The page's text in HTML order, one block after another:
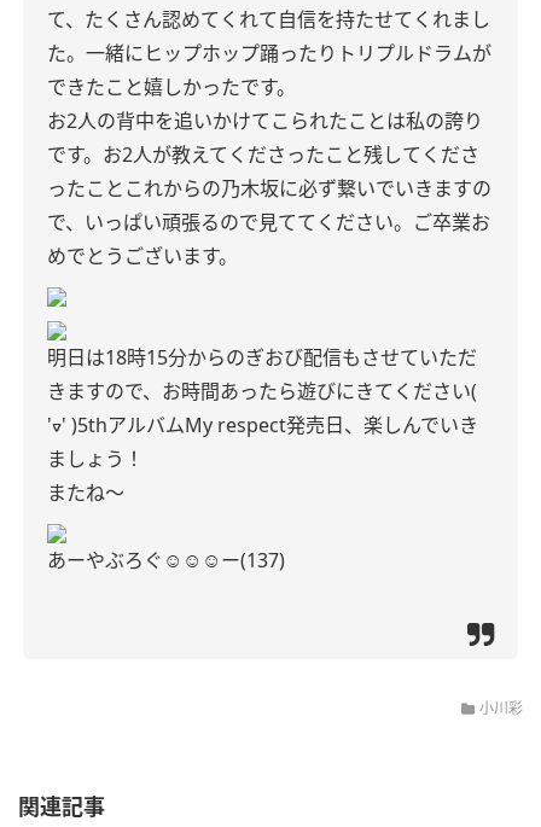
て、たくさん認めてくれて自信を持たせてくれまし
た。一緒にヒップホップ踊ったりトリプルドラムが
できたこと嬉しかったです。
お2人の背中を追いかけてこられたことは私の誇り
です。お2人が教えてくださったこと残してくださ
ったことこれからの乃木坂に必ず繋いでいきますの
で、いっぱい頑張るので見ててください。 ご卒業お
めでとうございます。
明日は18時15分からのぎおび配信もさせていただ
きますので、お時間あったら遊びにきてください(
'ᢦ' )5thアルバムMy respect発売日、楽しんでいき
ましょう！
またね〜
あーやぶろぐ☺︎☺︎☺︎ー(137)
小川彩
関連記事